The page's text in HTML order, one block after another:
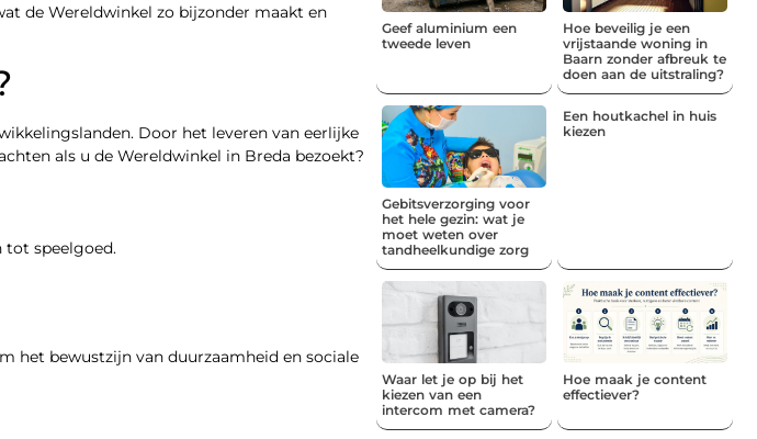
de Wereldwinkel zo bijzonder maakt en
Door het leveren van eerlijke
als u de Wereldwinkel in Breda bezoekt?
tot speelgoed.
het bewustzijn van duurzaamheid en sociale
Geef aluminium een
tweede leven
Hoe beveilig je een
vrijstaande woning in
Baarn zonder afbreuk te
doen aan de uitstraling?
Gebitsverzorging voor
het hele gezin: wat je
moet weten over
tandheelkundige zorg
Een houtkachel in huis
kiezen
Waar let je op bij het
kiezen van een
intercom met camera?
Hoe maak je content
effectiever?